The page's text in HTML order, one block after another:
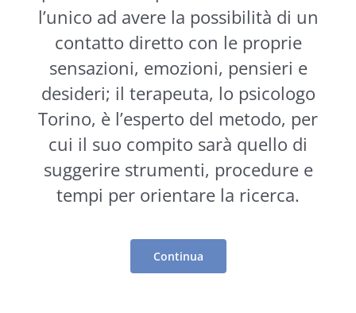
l’unico ad avere la possibilità di un
contatto diretto con le proprie
sensazioni, emozioni, pensieri e
desideri; il terapeuta, lo psicologo
Torino, è l’esperto del metodo, per
cui il suo compito sarà quello di
suggerire strumenti, procedure e
tempi per orientare la ricerca.
Continua